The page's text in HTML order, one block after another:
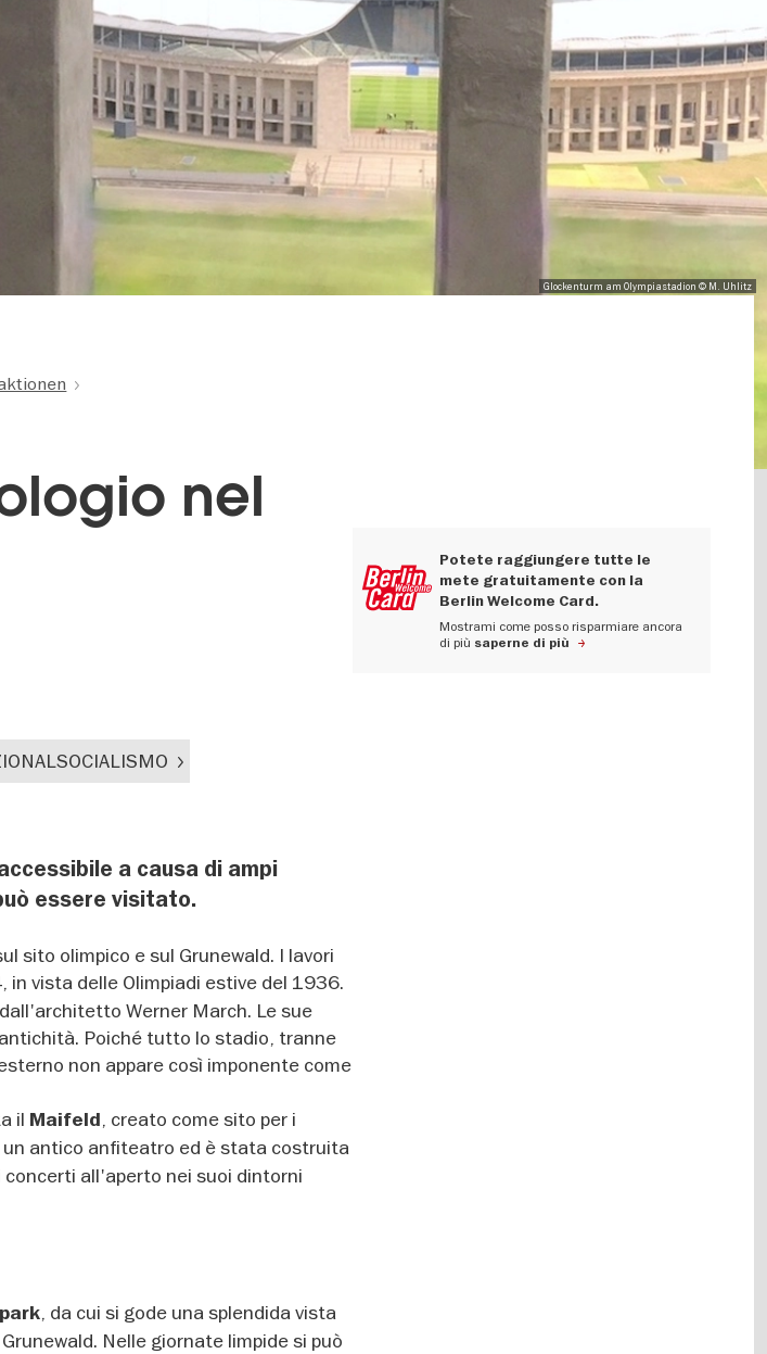
Glockenturm am Olympiastadion © M. Uhlitz
nel
Potete raggiungere tutte le
mete gratuitamente con la
Berlin Welcome Card.
Mostrami come posso risparmiare ancora
di più saperne di più
a causa di ampi
essere visitato.
sito olimpico e sul Grunewald. I lavori
in vista delle Olimpiadi estive del 1936.
Werner March. Le sue
Poiché tutto lo stadio, tranne
non appare così imponente come
il Maifeld, creato come sito per i
un antico anfiteatro ed è stata costruita
concerti all'aperto nei suoi dintorni
, da cui si gode una splendida vista
Nelle giornate limpide si può